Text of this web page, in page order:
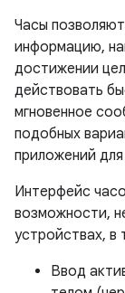
Часы
информацию,
достижении
действовать
мгновенное
подобных
приложений
Интерфейс
возможности,
устройствах, в
Ввод